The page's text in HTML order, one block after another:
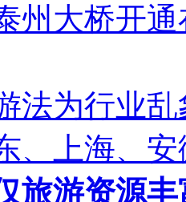
州大桥开
法为行业
、上海、
旅游资源丰